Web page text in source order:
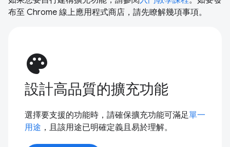
布至 Chrome 線上應用程式商店，請先瞭解幾項事項。
palette
設計高品質的擴充功能
選擇要支援的功能時，請確保擴充功能可滿足單一
用途 ，且該用途已明確定義且易於理解。